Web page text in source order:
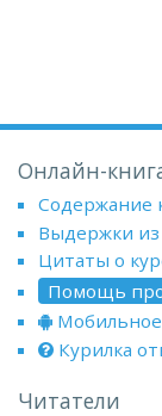
Онлайн-
Содержание
Выдержки из
Цитаты о
Помощь
Курилка
Читатели